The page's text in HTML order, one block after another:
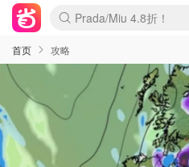
Prada/Miu 4.8折！
首页 攻略